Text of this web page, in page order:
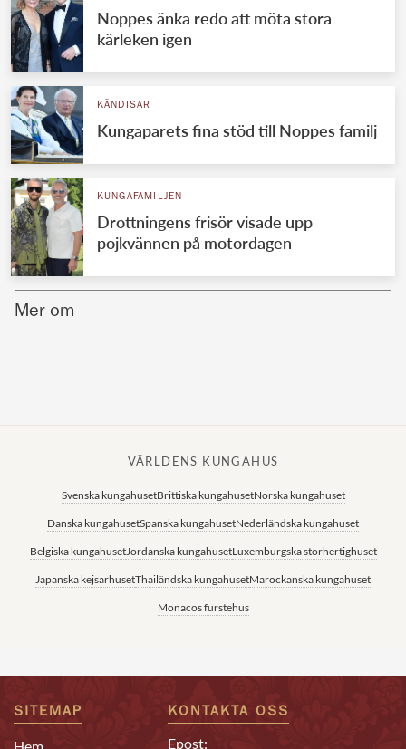
Jordanska kungahuset
Thailändska kungahuset
Marockanska kungahuset
Noppes änka redo att möta stora
kärleken igen
KÄNDISAR
Kungaparets fina stöd till Noppes familj
KUNGAFAMILJEN
Drottningens frisör visade upp
pojkvännen på motordagen
Mer om
VÄRLDENS KUNGAHUS
Svenska kungahusetBrittiska kungahusetNorska kungahuset
Danska kungahusetSpanska kungahusetNederländska kungahuset
Belgiska kungahusetJordanska kungahusetLuxemburgska storhertighuset
Japanska kejsarhusetThailändska kungahusetMarockanska kungahuset
Monacos furstehus
SITEMAP KONTAKTA OSS
Epost: